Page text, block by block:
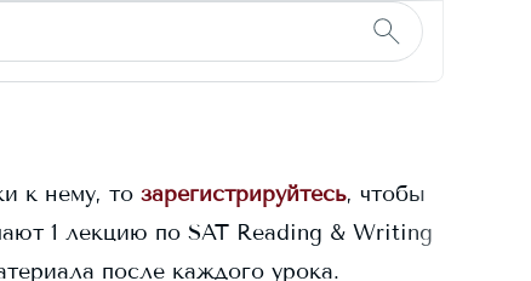
к нему, то зарегистрируйтесь, чтобы
1 лекцию по SAT Reading & Writing
после каждого урока.